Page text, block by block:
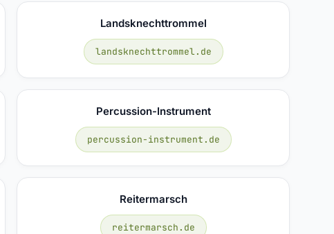
Landsknechttrommel
landsknechttrommel.de
Percussion-Instrument
percussion-instrument.de
Reitermarsch
reitermarsch.de